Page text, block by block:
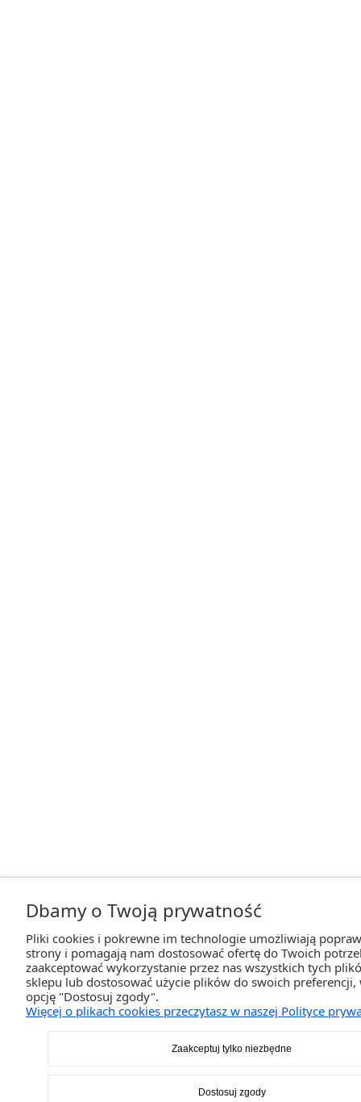
Dbamy o Twoją prywatność
Pliki cookies i pokrewne im technologie umożliwiają
strony i pomagają nam dostosować ofertę do Twoich
zaakceptować wykorzystanie przez nas wszystkich tych
sklepu lub dostosować użycie plików do swoich preferencji,
opcję "Dostosuj zgody".
Więcej o plikach cookies przeczytasz w naszej Polityce
Zaakceptuj tylko niezbędne
Dostosuj zgody